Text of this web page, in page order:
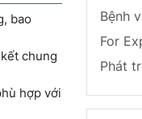
bao
chung
hợp với
Bệnh
For
Phát